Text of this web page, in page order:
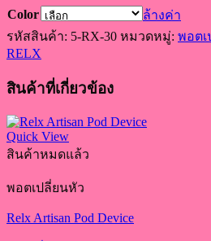
Color
ล้างค่า
รหัสสินค้า: 5-RX-30 หมวดหมู่: พอต
RELX
สินค้าที่เกี่ยวข้อง
Quick View
สินค้าหมดแล้ว
พอตเปลี่ยนหัว
Relx Artisan Pod Device